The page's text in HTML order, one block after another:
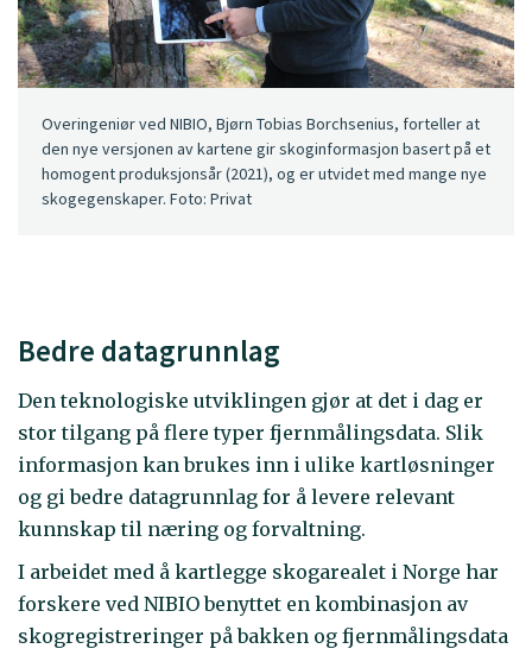
Overingeniør ved NIBIO, Bjørn Tobias Borchsenius, forteller at
den nye versjonen av kartene gir skoginformasjon basert på et
homogent produksjonsår (2021), og er utvidet med mange nye
skogegenskaper. Foto: Privat
Bedre datagrunnlag
Den teknologiske utviklingen gjør at det i dag er
stor tilgang på flere typer fjernmålingsdata. Slik
informasjon kan brukes inn i ulike kartløsninger
og gi bedre datagrunnlag for å levere relevant
kunnskap til næring og forvaltning.
I arbeidet med å kartlegge skogarealet i Norge har
forskere ved NIBIO benyttet en kombinasjon av
skogregistreringer på bakken og fjernmålingsdata